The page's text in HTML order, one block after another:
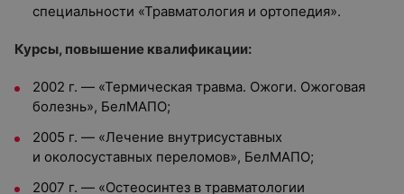
специальности «Травматология и ортопедия».
Курсы, повышение квалификации:
2002 г. — «Термическая травма. Ожоги. Ожоговая
болезнь», БелМАПО;
2005 г. — «Лечение внутрисуставных
и околосуставных переломов», БелМАПО;
2007 г. — «Остеосинтез в травматологии